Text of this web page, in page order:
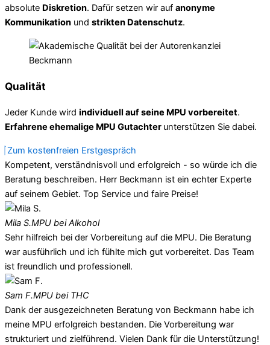
absolute Diskretion. Dafür setzen wir auf anonyme
Kommunikation und strikten Datenschutz.
Qualität
Jeder Kunde wird individuell auf seine MPU vorbereitet.
Erfahrene ehemalige MPU Gutachter unterstützen Sie dabei.
Zum kostenfreien Erstgespräch
Kompetent, verständnisvoll und erfolgreich - so würde ich die
Beratung beschreiben. Herr Beckmann ist ein echter Experte
auf seinem Gebiet. Top Service und faire Preise!
Mila S.MPU bei Alkohol
Sehr hilfreich bei der Vorbereitung auf die MPU. Die Beratung
war ausführlich und ich fühlte mich gut vorbereitet. Das Team
ist freundlich und professionell.
Sam F.MPU bei THC
Dank der ausgezeichneten Beratung von Beckmann habe ich
meine MPU erfolgreich bestanden. Die Vorbereitung war
strukturiert und zielführend. Vielen Dank für die Unterstützung!